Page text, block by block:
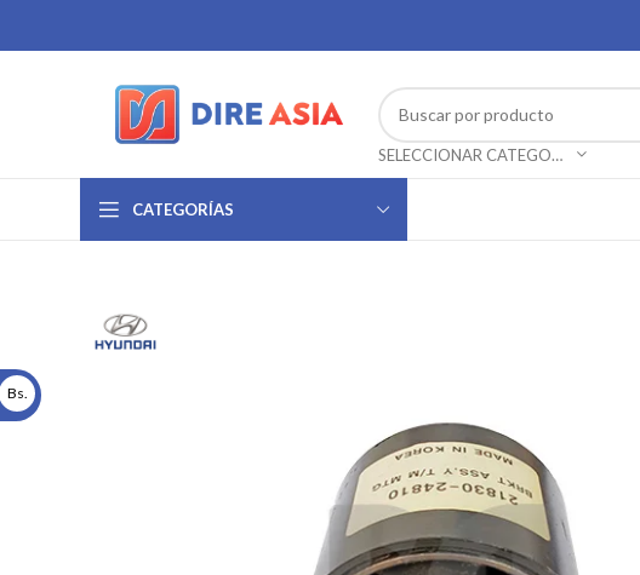
SELECCIONAR CATEGORÍA
CATEGORÍAS
Bs.